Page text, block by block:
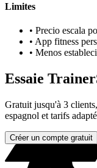
Limites
• Precio escala
• App fitness
• Menos
Essaie
Gratuit jusqu'à 3
espagnol et tarifs
Créer un compte gratuit